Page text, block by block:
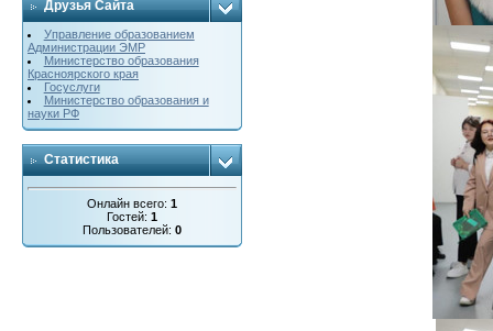
Друзья Сайта
Управление образованием
Администрации ЭМР
Министерство образования
Красноярского края
Госуслуги
Министерство образования и
науки РФ
Статистика
Онлайн всего: 1
Гостей: 1
Пользователей: 0